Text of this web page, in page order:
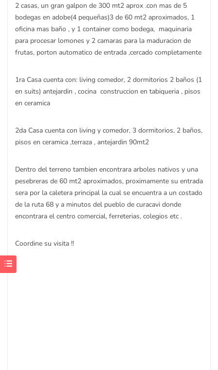
2 casas, un gran galpon de 300 mt2 aprox .con mas de 5
bodegas en adobe(4 pequeñas)3 de 60 mt2 aproximados, 1
oficina mas baño , y 1 container como bodega, maquinaria
para procesar lomones y 2 camaras para la maduracion de
frutas, porton automatico de entrada ,cercado completamente
1ra Casa cuenta con: living comedor, 2 dormitorios 2 baños (1
en suits) antejardin , cocina construccion en tabiqueria , pisos
en ceramica
2da Casa cuenta con living y comedor, 3 dormitorios, 2 baños,
pisos en ceramica ,terraza , antejardin 90mt2
Dentro del terreno tambien encontrara arboles nativos y una
pesebreras de 60 mt2 aproximados, proximamente su entrada
sera por la caletera principal la cual se encuentra a un costado
de la ruta 68 y a minutos del pueblo de curacavi donde
encontrara el centro comercial, ferreterias, colegios etc .
Coordine su visita !!